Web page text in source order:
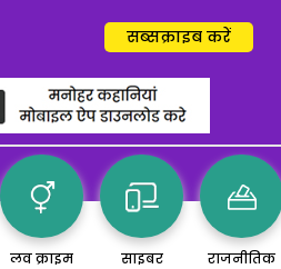
सब्सक्राइब करें
लव क्राइम साइबर राजनीतिक